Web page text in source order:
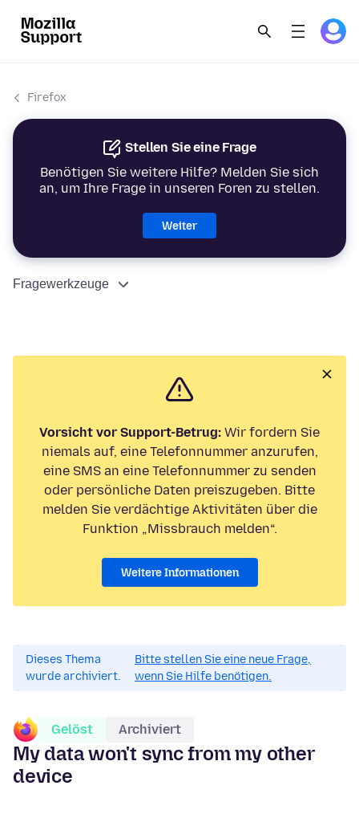
Firefox
Stellen Sie eine Frage
Benötigen Sie weitere Hilfe? Melden Sie sich
an, um Ihre Frage in unseren Foren zu stellen.
Weiter
Fragewerkzeuge
Vorsicht vor Support-Betrug: Wir fordern Sie
niemals auf, eine Telefonnummer anzurufen,
eine SMS an eine Telefonnummer zu senden
oder persönliche Daten preiszugeben. Bitte
melden Sie verdächtige Aktivitäten über die
Funktion „Missbrauch melden“.
Weitere Informationen
Dieses Thema
wurde archiviert.
Bitte stellen Sie eine neue Frage,
wenn Sie Hilfe benötigen.
Gelöst Archiviert
My data won't sync from my other
device